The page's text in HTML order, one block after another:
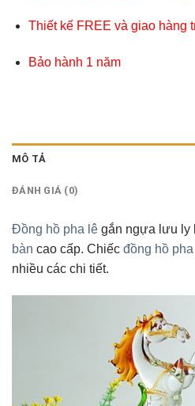
Thiết kế FREE và giao hàng
Bảo hành 1 năm
MÔ TẢ
ĐÁNH GIÁ (0)
Đồng hồ pha lê gắn ngựa lưu ly
bàn cao cấp. Chiếc đồng hồ
nhiều các chi tiết.